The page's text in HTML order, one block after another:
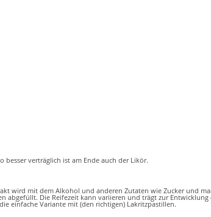
besser verträglich ist am Ende auch der Likör.
wird mit dem Alkohol und anderen Zutaten wie Zucker und
Die Reifezeit kann variieren und trägt zur
einfache Variante mit (den richtigen) Lakritzpastillen.